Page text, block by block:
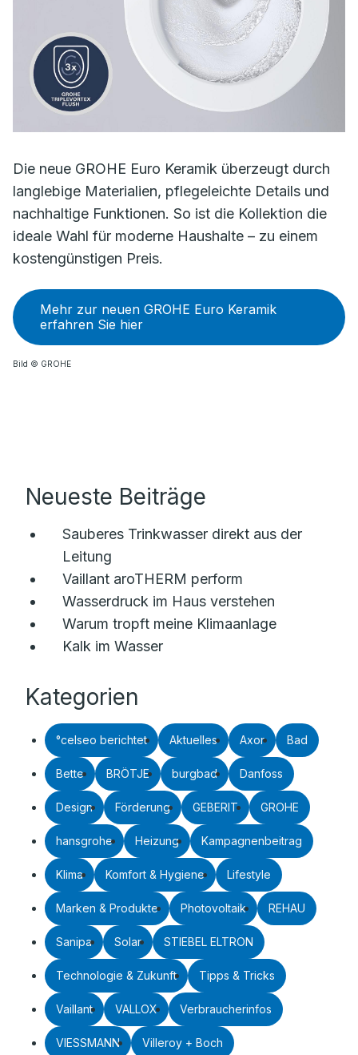
Die neue GROHE Euro Keramik überzeugt durch
langlebige Materialien, pflegeleichte Details und
nachhaltige Funktionen. So ist die Kollektion die
ideale Wahl für moderne Haushalte – zu einem
kostengünstigen Preis.
Mehr zur neuen GROHE Euro Keramik
erfahren Sie hier
Bild © GROHE
Neueste Beiträge
Sauberes Trinkwasser direkt aus der
Leitung
Vaillant aroTHERM perform
Wasserdruck im Haus verstehen
Warum tropft meine Klimaanlage
Kalk im Wasser
Kategorien
°celseo berichtet Aktuelles Axor Bad
Bette BRÖTJE burgbad Danfoss
Design Förderung GEBERIT GROHE
hansgrohe Heizung Kampagnenbeitrag
Klima Komfort & Hygiene Lifestyle
Marken & Produkte Photovoltaik REHAU
Sanipa Solar STIEBEL ELTRON
Technologie & Zukunft Tipps & Tricks
Vaillant VALLOX Verbraucherinfos
VIESSMANN Villeroy + Boch